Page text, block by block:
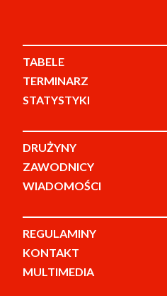
TABELE
TERMINARZ
STATYSTYKI
DRUŻYNY
ZAWODNICY
WIADOMOŚCI
REGULAMINY
KONTAKT
MULTIMEDIA